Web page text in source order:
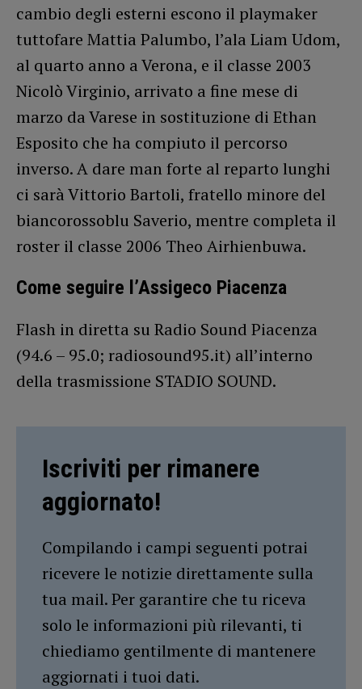
cambio degli esterni escono il playmaker
tuttofare Mattia Palumbo, l’ala Liam Udom,
al quarto anno a Verona, e il classe 2003
Nicolò Virginio, arrivato a fine mese di
marzo da Varese in sostituzione di Ethan
Esposito che ha compiuto il percorso
inverso. A dare man forte al reparto lunghi
ci sarà Vittorio Bartoli, fratello minore del
biancorossoblu Saverio, mentre completa il
roster il classe 2006 Theo Airhienbuwa.
Come seguire l’Assigeco Piacenza
Flash in diretta su Radio Sound Piacenza
(94.6 – 95.0; radiosound95.it) all’interno
della trasmissione STADIO SOUND.
Iscriviti per rimanere
aggiornato!
Compilando i campi seguenti potrai
ricevere le notizie direttamente sulla
tua mail. Per garantire che tu riceva
solo le informazioni più rilevanti, ti
chiediamo gentilmente di mantenere
aggiornati i tuoi dati.